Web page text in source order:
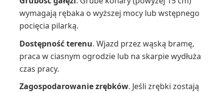
wymagają rębaka o wyższej mocy lub wstępnego
pocięcia pilarką.
Dostępność terenu. Wjazd przez wąską bramę,
praca w ciasnym ogrodzie lub na skarpie wydłuża
czas pracy.
Zagospodarowanie zrębków. Jeśli zrębki zostają